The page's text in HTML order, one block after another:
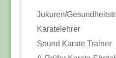
Jukuren/
Karatelehrer
Sound Karate Trainer